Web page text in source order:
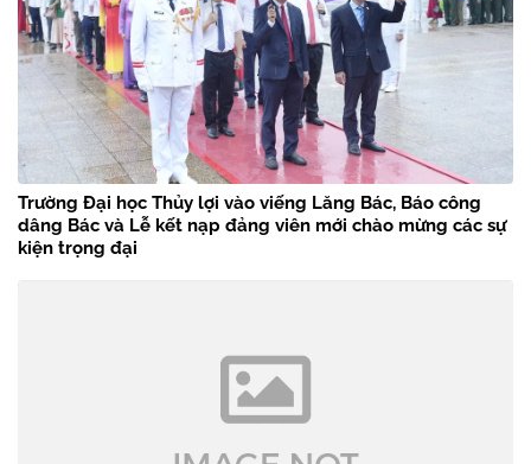
Trường Đại học Thủy lợi vào viếng Lăng Bác, Báo công
dâng Bác và Lễ kết nạp đảng viên mới chào mừng các sự
kiện trọng đại